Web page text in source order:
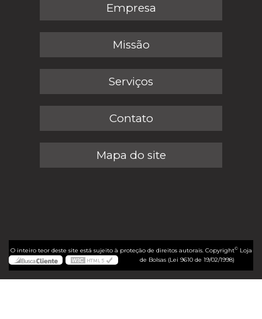
Empresa
Missão
Serviços
Contato
Mapa do site
O inteiro teor deste site está sujeito à proteção de direitos autorais. Copyright©Loja
de Bolsas (Lei 9610 de 19/02/1998)